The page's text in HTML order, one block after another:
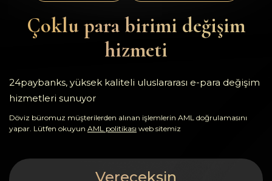
Rezervler
Geri bildirimler
Kurallar
Çoklu para birimi değişim
hizmeti
24paybanks, yüksek kaliteli uluslararası e-para değişim
hizmetleri sunuyor
Döviz büromuz müşterilerden alınan işlemlerin AML doğrulamasını
yapar. Lütfen okuyun AML politikası web sitemiz
Vereceksin